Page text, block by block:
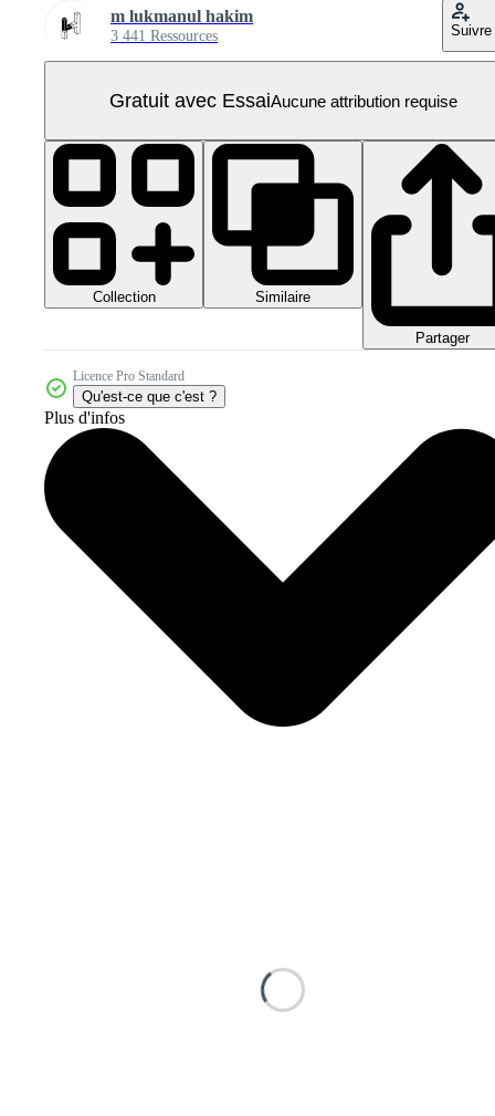
m lukmanul hakim
3 441 Ressources Suivre
Gratuit avec EssaiAucune attribution requise
Collection Similaire
Partager
Licence Pro Standard
Qu'est-ce que c'est ?
Plus d'infos